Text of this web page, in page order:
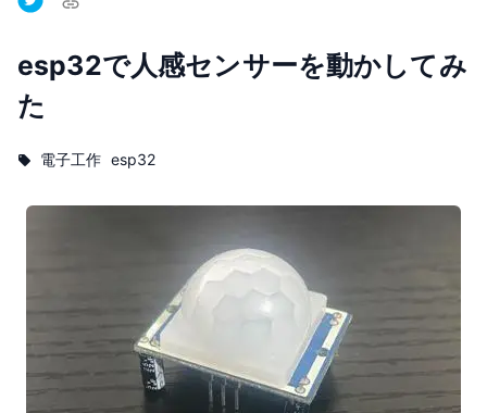
esp32で人感センサーを動かしてみ
た
電子工作 esp32